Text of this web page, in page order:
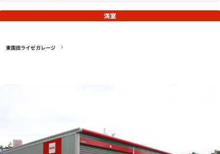
東園田ライゼガレージ
満室